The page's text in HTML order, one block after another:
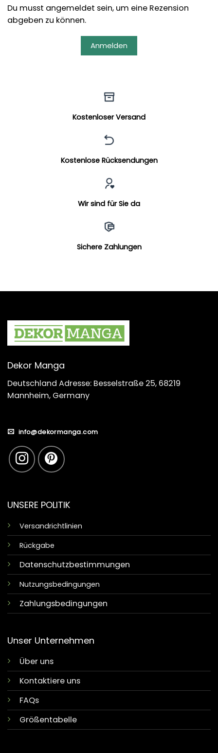
Du musst angemeldet sein, um eine Rezension
abgeben zu können.
Anmelden
Kostenloser Versand
Kostenlose Rücksendungen
Wir sind für Sie da
Sichere Zahlungen
Dekor Manga
Deutschland Adresse: Besselstraße 25, 68219
Mannheim, Germany
info@dekormanga.com
UNSERE POLITIK
Versandrichtlinien
Rückgabe
Datenschutzbestimmungen
Nutzungsbedingungen
Zahlungsbedingungen
Unser Unternehmen
Über uns
Kontaktiere uns
FAQs
Größentabelle